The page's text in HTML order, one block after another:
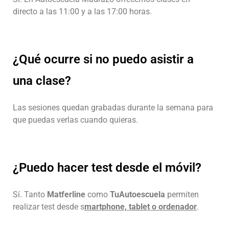
directo a las 11:00 y a las 17:00 horas.
¿Qué ocurre si no puedo asistir a
una clase?
Las sesiones quedan grabadas durante la semana para
que puedas verlas cuando quieras.
¿Puedo hacer test desde el móvil?
Sí. Tanto Matferline como TuAutoescuela permiten
realizar test desde smartphone, tablet o ordenador.